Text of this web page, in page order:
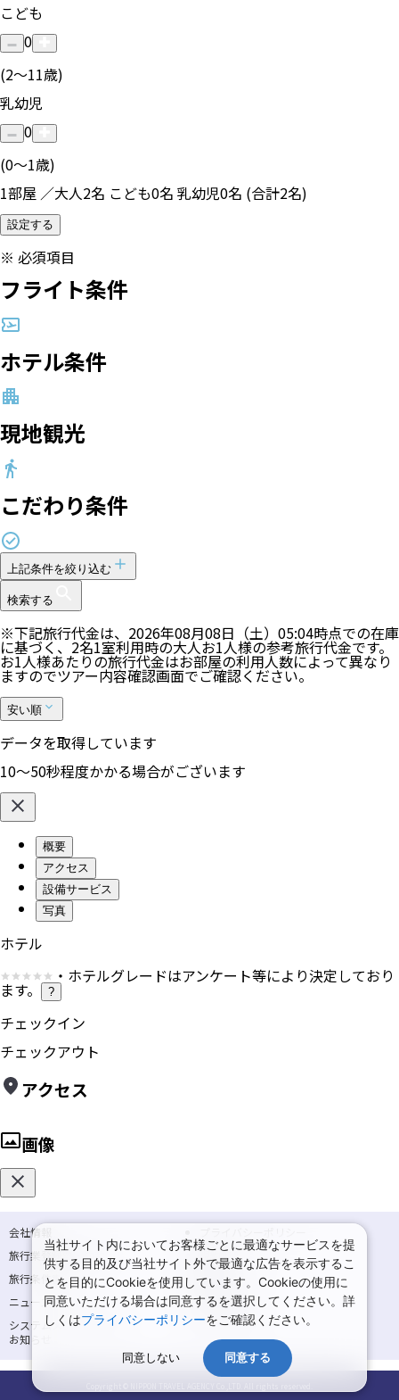
こども
0
(2〜11歳)
乳幼児
0
(0〜1歳)
1部屋 ／大人2名 こども0名 乳幼児0名 (合計2名)
設定する
※ 必須項目
フライト条件
ホテル条件
現地観光
こだわり条件
上記条件を絞り込む
検索する
※下記旅行代金は、 2026年08月08日（土）05:04時点での在庫
に基づく、2名1室利用時の大人お1人様の参考旅行代金です。
お1人様あたりの旅行代金はお部屋の利用人数によって異なり
ますのでツアー内容確認画面でご確認ください。
安い順
データを取得しています
10〜50秒程度かかる場合がございます
概要
アクセス
設備サービス
写真
ホテル
・ホテルグレードはアンケート等により決定しており
ます。 ?
チェックイン
チェックアウト
アクセス
画像
会社情報
旅行業登録票・約款
規約集
旅行条件書
商標について
ニュースリリース
採用情報
システムメンテナンスの
お知らせ
サイトマップ
当社サイト内においてお客様ごとに最適なサービスを提
供する目的及び当社サイト外で最適な広告を表示するこ
とを目的にCookieを使用しています。Cookieの使用に
同意いただける場合は同意するを選択してください。詳
しくはプライバシーポリシーをご確認ください。
同意しない 同意する